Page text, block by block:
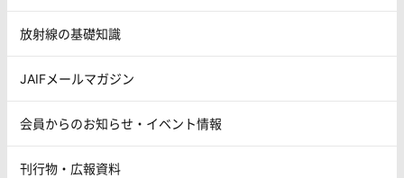
放射線の基礎知識
JAIFメールマガジン
会員からのお知らせ・イベント情報
刊行物・広報資料